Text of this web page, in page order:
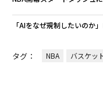
「AIをなぜ規制したいのか
タグ： NBA バスケッ